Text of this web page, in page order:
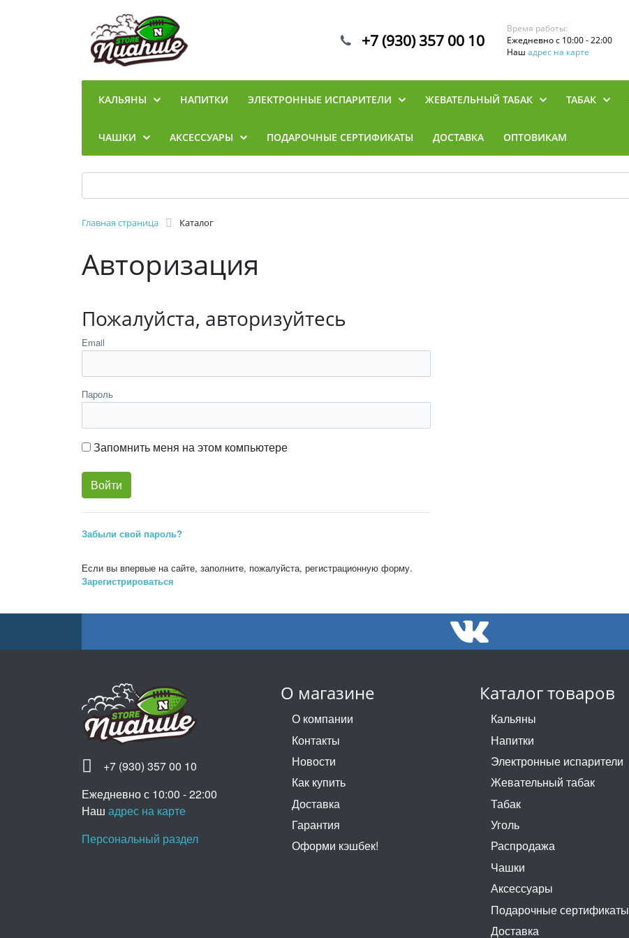
+7 (930) 357 00 10
Время работы:
Ежедневно с 10:00 - 22:00
Наш адрес на карте
КАЛЬЯНЫ НАПИТКИ ЭЛЕКТРОННЫЕ ИСПАРИТЕЛИ ЖЕВАТЕЛЬНЫЙ ТАБАК ТАБАК
ЧАШКИ АКСЕССУАРЫ ПОДАРОЧНЫЕ СЕРТИФИКАТЫ ДОСТАВКА ОПТОВИКАМ
Главная страница Каталог
Авторизация
Пожалуйста, авторизуйтесь
Email
Пароль
Запомнить меня на этом компьютере
Забыли свой пароль?
Если вы впервые на сайте, заполните, пожалуйста, регистрационную форму.
Зарегистрироваться
О магазине
О компании
Контакты
Новости
Как купить
Доставка
Гарантия
Оформи кэшбек!
Каталог товаров
Кальяны
Напитки
Электронные испарители
Жевательный табак
Табак
Уголь
Распродажа
Чашки
Аксессуары
Подарочные сертификаты
Доставка
+7 (930) 357 00 10
Ежедневно с 10:00 - 22:00
Наш адрес на карте
Персональный раздел